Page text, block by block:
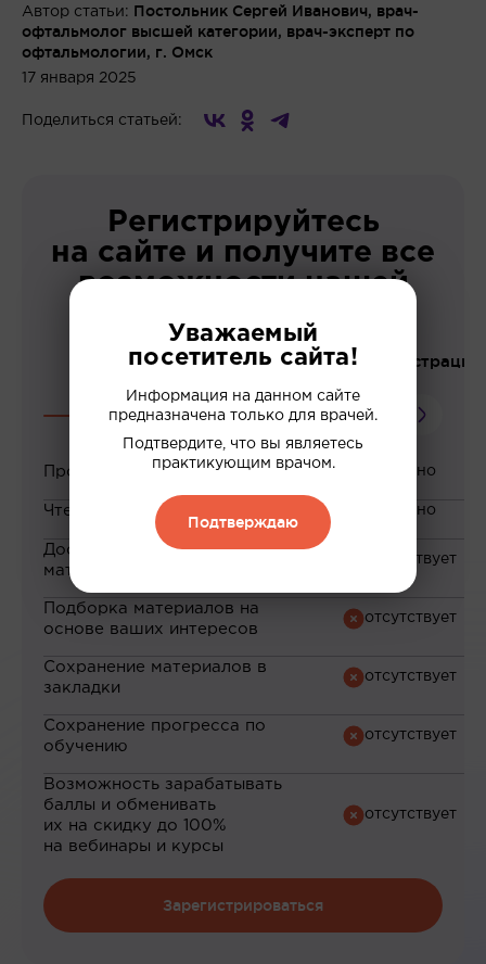
Автор статьи: Постольник Сергей Иванович, врач-
офтальмолог высшей категории, врач-эксперт по
офтальмологии, г. Омск
17 января 2025
Поделиться статьей:
Регистрируйтесь
на сайте и получите все
возможности нашей
До регистрации
Просмотр вебинаров
Чтение статей
Доступ к закрытым
материалам
Подборка материалов на
основе ваших интересов
Сохранение материалов в
закладки
Сохранение прогресса по
обучению
Возможность зарабатывать
баллы и обменивать
их на скидку до 100%
на вебинары и курсы
Зарегистрироваться
Уважаемый
посетитель сайта!
Информация на данном сайте
предназначена только для врачей.
Подтвердите, что вы являетесь
практикующим врачом.
Подтверждаю